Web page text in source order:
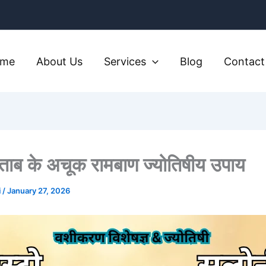
About Us Services Blog
के अचूक रामबाण ज्योतिषीय उपाय
/January 27, 2026